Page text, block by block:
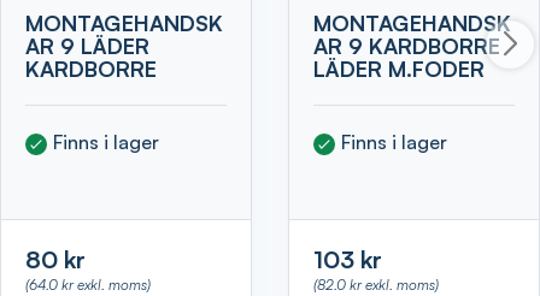
MONTAGEHANDSK
AR 9 LÄDER
KARDBORRE
Finns i lager
80 kr
(64.0 kr exkl. moms)
MONTAGEHANDSK
AR 9 KARDBORRE
LÄDER M.FODER
Finns i lager
103 kr
(82.0 kr exkl. moms)